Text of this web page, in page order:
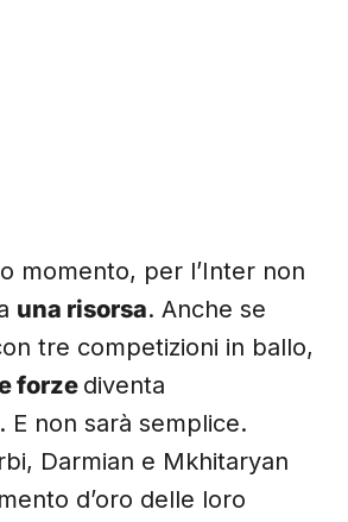
momento, per l’Inter non
una risorsa. Anche se
tre competizioni in ballo,
forze diventa
E non sarà semplice.
Darmian e Mkhitaryan
d’oro delle loro